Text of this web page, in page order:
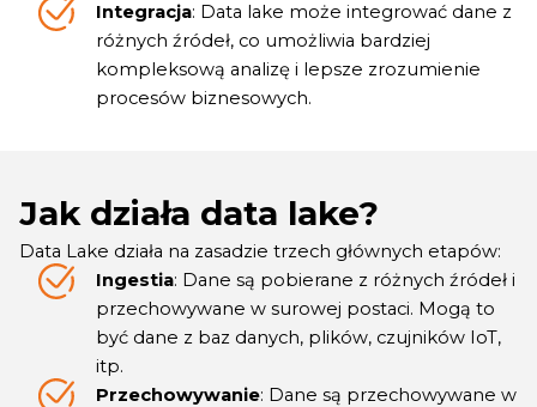
Integracja: Data lake może integrować dane z
różnych źródeł, co umożliwia bardziej
kompleksową analizę i lepsze zrozumienie
procesów biznesowych.
Jak działa data lake?
Data Lake działa na zasadzie trzech głównych etapów:
Ingestia: Dane są pobierane z różnych źródeł i
przechowywane w surowej postaci. Mogą to
być dane z baz danych, plików, czujników IoT,
itp.
Przechowywanie: Dane są przechowywane w